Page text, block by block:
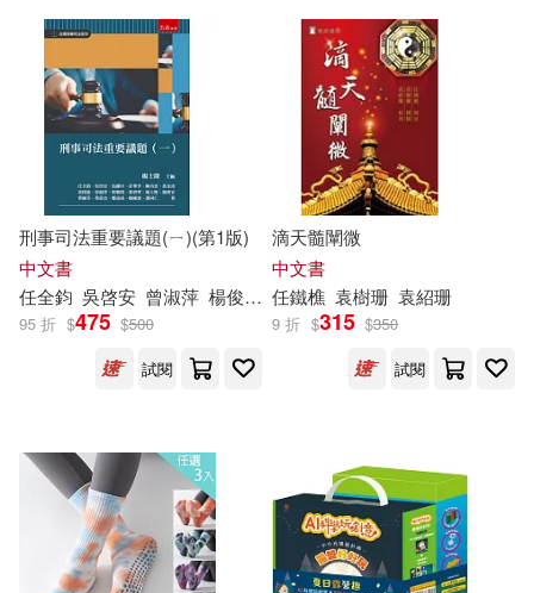
人民法院出版社(63)
編輯部(62)
本書編寫組編(59) 謝宛玲(59)
プレステージ出版（写真集）(58)
烽火戲諸侯(58) 紙上魔方(58)
陳冠任(55)
日本小學館(52) 江必新(51)
經濟管理出版社(630)
時報出版(607)
人民出版社(564) 遠流(525)
中國經濟出版社(503)
中信出版社(488) 尖端(485)
浙江大學出版社(465)
其他 (可複選)
現在可購買商品(41861)
範圍
刑事司法重要議題(ㄧ)(第1版)
中文書
任全鈞 吳啓安 曾淑萍 楊俊宜 楊士隆 程敬閏 葉碧翠
95 折 $475 $500
試閱
滴天髓闡微
中文書
任鐵樵 袁樹珊 袁紹珊
9 折 $315 $350
試閱